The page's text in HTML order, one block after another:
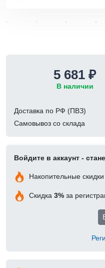
5 681 ₽
В наличии
Доставка по РФ (ПВЗ)
Самовывоз со склада
Войдите в аккаунт -
Накопительные скидки
Скидка 3% за